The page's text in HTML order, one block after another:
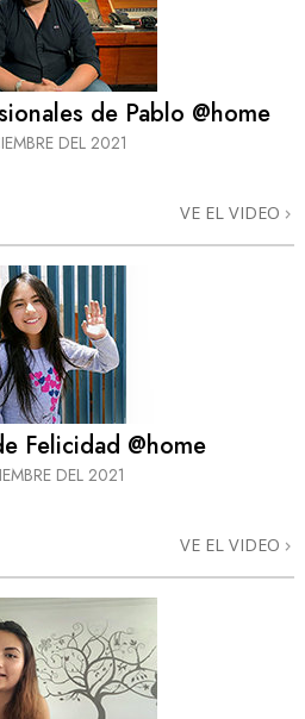
de Pablo @home
DEL 2021
VE EL VIDEO
Felicidad @home
DEL 2021
VE EL VIDEO